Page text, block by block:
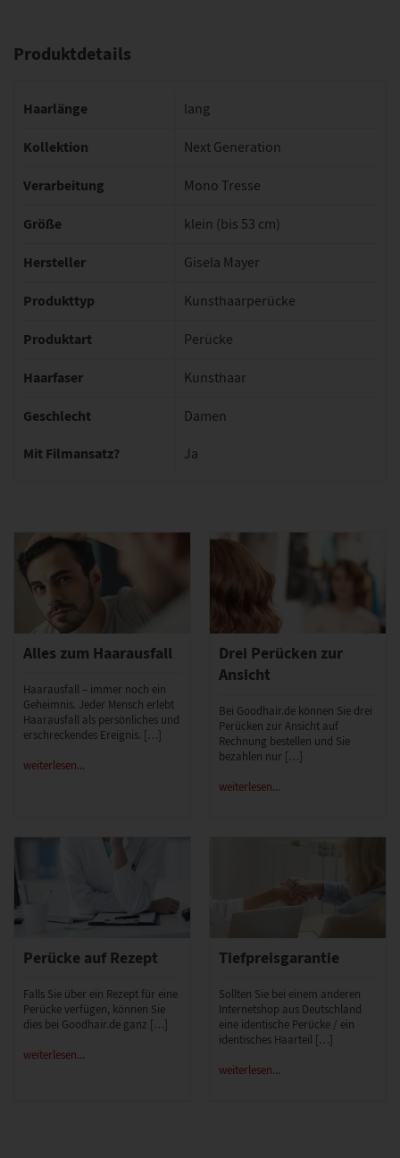
Produktdetails
Haarlänge lang
Kollektion Next Generation
Verarbeitung Mono Tresse
Größe klein (bis 53 cm)
Hersteller Gisela Mayer
Produkttyp Kunsthaarperücke
Produktart Perücke
Haarfaser Kunsthaar
Geschlecht Damen
Mit Filmansatz? Ja
Alles zum Haarausfall
Haarausfall – immer noch ein
Geheimnis. Jeder Mensch erlebt
Haarausfall als persönliches und
erschreckendes Ereignis. […]
weiterlesen...
Drei Perücken zur
Ansicht
Bei Goodhair.de können Sie drei
Perücken zur Ansicht auf
Rechnung bestellen und Sie
bezahlen nur […]
weiterlesen...
Perücke auf Rezept
Falls Sie über ein Rezept für eine
Perücke verfügen, können Sie
dies bei Goodhair.de ganz […]
weiterlesen...
Tiefpreisgarantie
Sollten Sie bei einem anderen
Internetshop aus Deutschland
eine identische Perücke / ein
identisches Haarteil […]
weiterlesen...